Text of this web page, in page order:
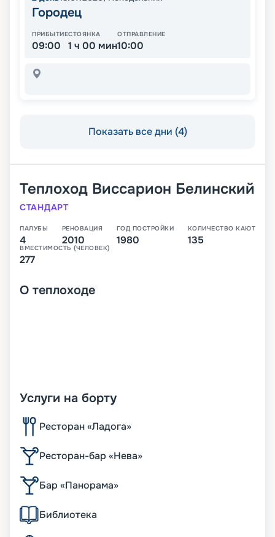
Городец
ПРИБЫТИЕ
09:00
СТОЯНКА
1 ч 00 мин
ОТПРАВЛЕНИЕ
10:00
Показать все дни (4)
Теплоход Виссарион Белинский
СТАНДАРТ
ПАЛУБЫ
4
РЕНОВАЦИЯ
2010
ГОД ПОСТРОЙКИ
1980
КОЛИЧЕСТВО КАЮТ
135
ВМЕСТИМОСТЬ (ЧЕЛОВЕК)
277
О теплоходе
Услуги на борту
Ресторан «Ладога»
Ресторан-бар «Нева»
Бар «Панорама»
Библиотека